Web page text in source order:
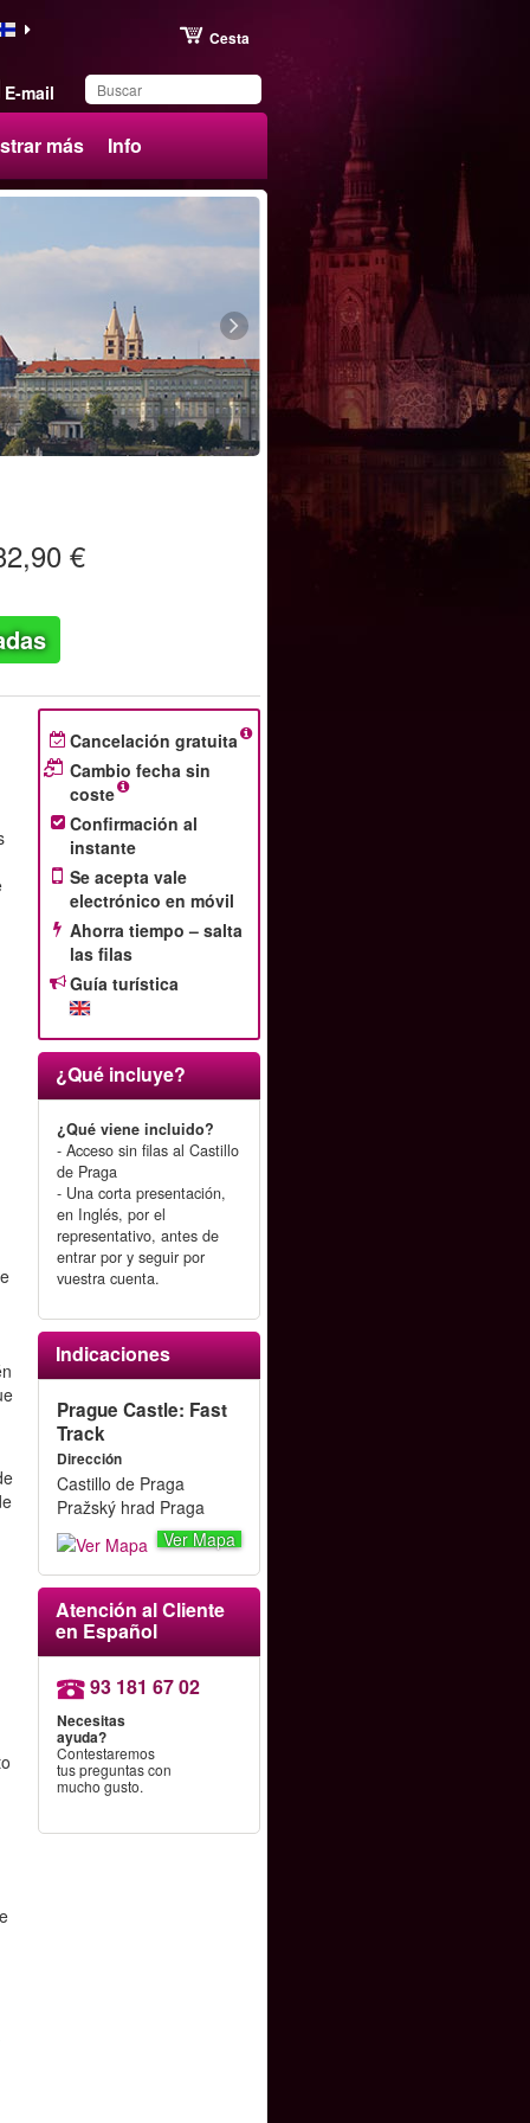
E-mail
Cesta
más Info
€
Cancelación gratuita
Cambio fecha sin
coste
Confirmación al
instante
Se acepta vale
electrónico en móvil
Ahorra tiempo – salta
las filas
Guía turística
¿Qué incluye?
¿Qué viene incluido?
- Acceso sin filas al Castillo
de Praga
- Una corta presentación,
en Inglés, por el
representativo, antes de
entrar por y seguir por
vuestra cuenta.
Indicaciones
Prague Castle: Fast
Track
Dirección
Castillo de Praga
Pražský hrad Praga
Ver Mapa
Atención al Cliente
en Español
93 181 67 02
Necesitas
ayuda?
Contestaremos
tus preguntas con
mucho gusto.